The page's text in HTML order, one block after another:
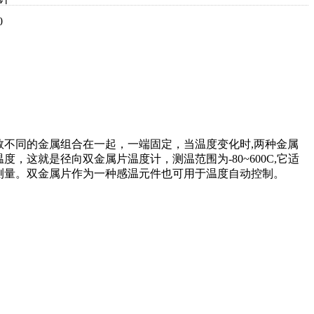
同的金属组合在一起，一端固定，当温度变化时,两种金属
，这就是径向双金属片温度计，测温范围为-80~600C,它适
。双金属片作为一种感温元件也可用于温度自动控制。